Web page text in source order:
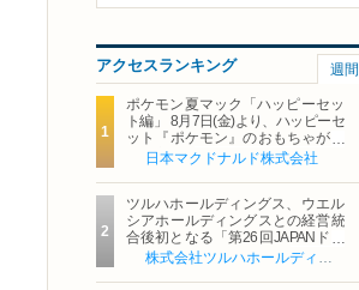
アクセスランキング 週間
ポケモン夏マック「ハッピーセッ
ト編」 8月7日(金)より、ハッピーセ
ット『ポケモン』のおもちゃが期
間限定登場
日本マクドナルド株式会社
ツルハホールディングス、ウエル
シアホールディングスとの経営統
合後初となる「第26回JAPANドラ
ッグストアショー」に出展
株式会社ツルハホールディングス